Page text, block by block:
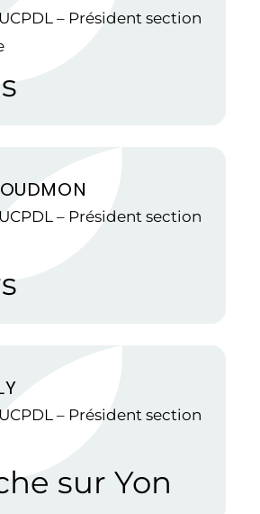
– Président section
– Président section
– Président section
sur Yon